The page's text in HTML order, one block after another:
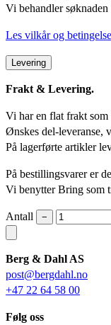
Vi behandler søknaden
Les vilkår og
Levering
Frakt & Levering.
Vi har en flat frakt
Ønskes del-leveranse,
På lagerførte artikler
På bestillingsvarer er
Vi benytter Bring som
Antall −
Berg & Dahl AS
post@bergdahl.no
+47 22 64 58 00
Følg oss